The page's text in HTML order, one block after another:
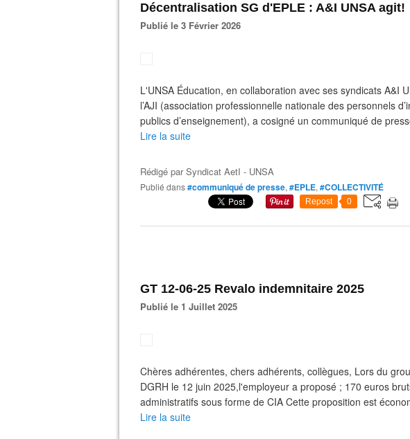
Décentralisation SG d'EPLE : A&I UNSA agit!
Publié le 3 Février 2026
L'UNSA Éducation, en collaboration avec ses syndicats A&I
l’AJI (association professionnelle nationale des personnels
publics d’enseignement), a cosigné un communiqué de
Lire la suite
Rédigé parSyndicat AetI - UNSA
Publié dans#communiqué de presse, #EPLE, #COLLECTIVITÉ
Repost 0
GT 12-06-25 Revalo indemnitaire 2025
Publié le 1 Juillet 2025
Chères adhérentes, chers adhérents, collègues, Lors du
DGRH le 12 juin 2025,l'employeur a proposé ; 170 euros
administratifs sous forme de CIA Cette proposition est
Lire la suite